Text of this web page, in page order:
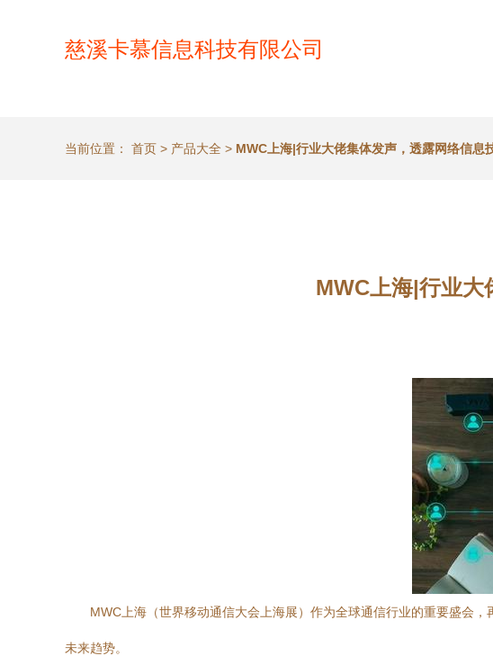
慈溪卡慕信息科技有限公司
当前位置： 首页 > 产品大全 > MWC上海|行业大佬集体发声，透露网络信息
MWC上海|行业大
MWC上海（世界移动通信大会上海展）作为全球通信行业的重要盛会
未来趋势。